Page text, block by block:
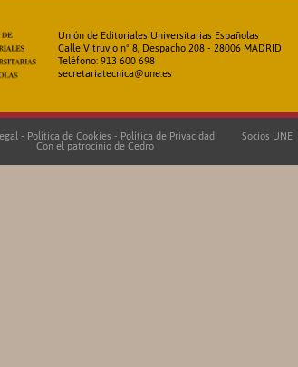
Unión de Editoriales Universitarias Españolas
Calle Vitruvio nº 8, Despacho 208 - 28006 MADRID
Teléfono: 913 600 698
secretariatecnica@une.es
- Política de Cookies - Política de Privacidad
Socios UNE
Con el patrocinio de Cedro